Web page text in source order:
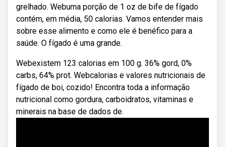
grelhado. Webuma porção de 1 oz de bife de fígado
contém, em média, 50 calorias. Vamos entender mais
sobre esse alimento e como ele é benéfico para a
saúde. O fígado é uma grande.
Webexistem 123 calorias em 100 g. 36% gord, 0%
carbs, 64% prot. Webcalorias e valores nutricionais de
fígado de boi, cozido! Encontra toda a informação
nutricional como gordura, carboidratos, vitaminas e
minerais na base de dados de.